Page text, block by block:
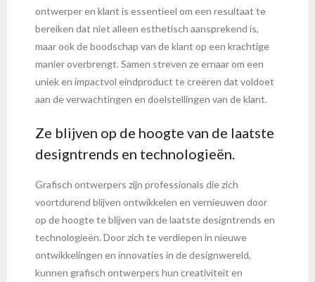
ontwerper en klant is essentieel om een resultaat te
bereiken dat niet alleen esthetisch aansprekend is,
maar ook de boodschap van de klant op een krachtige
manier overbrengt. Samen streven ze ernaar om een
uniek en impactvol eindproduct te creëren dat voldoet
aan de verwachtingen en doelstellingen van de klant.
Ze blijven op de hoogte van de laatste
designtrends en technologieën.
Grafisch ontwerpers zijn professionals die zich
voortdurend blijven ontwikkelen en vernieuwen door
op de hoogte te blijven van de laatste designtrends en
technologieën. Door zich te verdiepen in nieuwe
ontwikkelingen en innovaties in de designwereld,
kunnen grafisch ontwerpers hun creativiteit en